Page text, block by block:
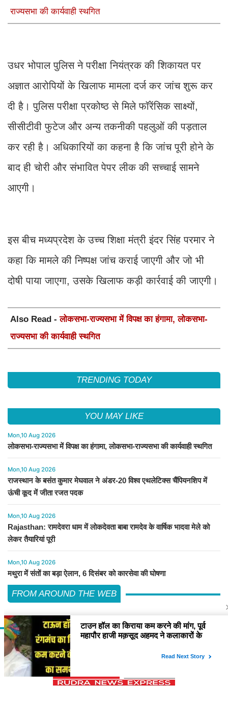
राज्यसभा की कार्यवाही स्थगित
उधर भोपाल पुलिस ने परीक्षा नियंत्रक की शिकायत पर
अज्ञात आरोपियों के खिलाफ मामला दर्ज कर जांच शुरू कर
दी है। पुलिस परीक्षा प्रकोष्ठ से मिले फॉरेंसिक साक्ष्यों,
सीसीटीवी फुटेज और अन्य तकनीकी पहलुओं की पड़ताल
कर रही है। अधिकारियों का कहना है कि जांच पूरी होने के
बाद ही चोरी और संभावित पेपर लीक की सच्चाई सामने
आएगी।
इस बीच मध्यप्रदेश के उच्च शिक्षा मंत्री इंदर सिंह परमार ने
कहा कि मामले की निष्पक्ष जांच कराई जाएगी और जो भी
दोषी पाया जाएगा, उसके खिलाफ कड़ी कार्रवाई की जाएगी।
Also Read -लोकसभा-राज्यसभा में विपक्ष का हंगामा, लोकसभा-
राज्यसभा की कार्यवाही स्थगित
TRENDING TODAY
YOU MAY LIKE
Mon,10 Aug 2026
लोकसभा-राज्यसभा में विपक्ष का हंगामा, लोकसभा-राज्यसभा की कार्यवाही स्थगित
Mon,10 Aug 2026
राजस्थान के बसंत कुमार मेघवाल ने अंडर-20 विश्व एथलेटिक्स चैंपियनशिप में
ऊंची कूद में जीता रजत पदक
Mon,10 Aug 2026
Rajasthan: रामदेवरा धाम में लोकदेवता बाबा रामदेव के वार्षिक भादवा मेले को
लेकर तैयारियां पूरी
Mon,10 Aug 2026
मथुरा में संतों का बड़ा ऐलान, 6 दिसंबर को कारसेवा की घोषणा
FROM AROUND THE WEB